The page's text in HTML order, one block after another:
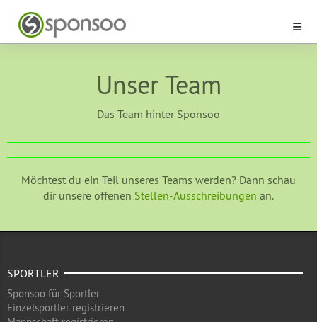
Unser Team
Das Team hinter Sponsoo
Möchtest du ein Teil unseres Teams werden? Dann schau
dir unsere offenen Stellen-Ausschreibungen an.
SPORTLER
Sponsoo für Sportler
Einzelsportler registrieren